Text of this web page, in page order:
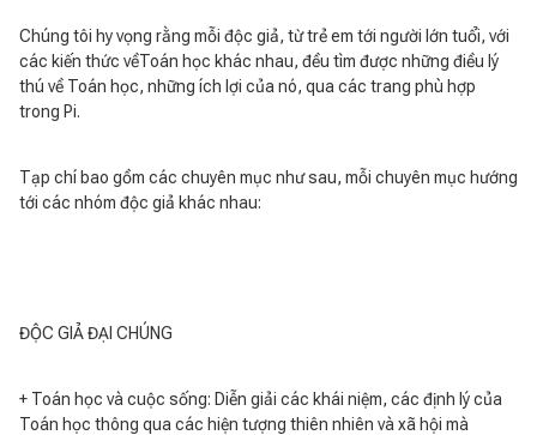
Chúng tôi hy vọng rằng mỗi độc giả, từ trẻ em tới người lớn tuổi, với
các kiến thức vềToán học khác nhau, đều tìm được những điều lý
thú về Toán học, những ích lợi của nó, qua các trang phù hợp
trong Pi.
Tạp chí bao gồm các chuyên mục như sau, mỗi chuyên mục hướng
tới các nhóm độc giả khác nhau:
ĐỘC GIẢ ĐẠI CHÚNG
+ Toán học và cuộc sống: Diễn giải các khái niệm, các định lý của
Toán học thông qua các hiện tượng thiên nhiên và xã hội mà